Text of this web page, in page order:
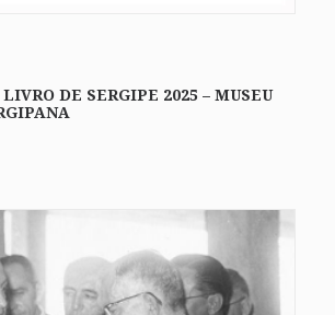
DE SERGIPE 2025 – MUSEU